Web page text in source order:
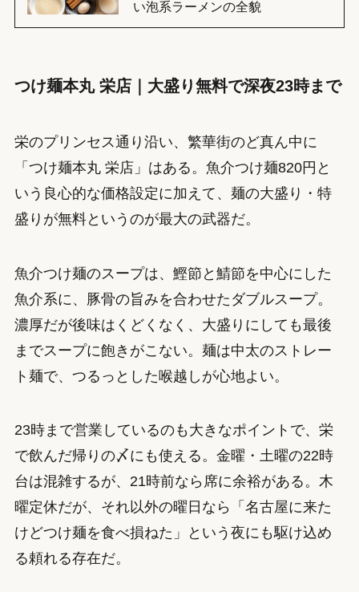
い泡系ラーメンの全貌
つけ麺本丸 栄店｜大盛り無料で深夜23時まで
栄のプリンセス通り沿い、繁華街のど真ん中に
「つけ麺本丸 栄店」はある。魚介つけ麺820円と
いう良心的な価格設定に加えて、麺の大盛り・特
盛りが無料というのが最大の武器だ。
魚介つけ麺のスープは、鰹節と鯖節を中心にした
魚介系に、豚骨の旨みを合わせたダブルスープ。
濃厚だが後味はくどくなく、大盛りにしても最後
までスープに飽きがこない。麺は中太のストレー
ト麺で、つるっとした喉越しが心地よい。
23時まで営業しているのも大きなポイントで、栄
で飲んだ帰りの〆にも使える。金曜・土曜の22時
台は混雑するが、21時前なら席に余裕がある。木
曜定休だが、それ以外の曜日なら「名古屋に来た
けどつけ麺を食べ損ねた」という夜にも駆け込め
る頼れる存在だ。